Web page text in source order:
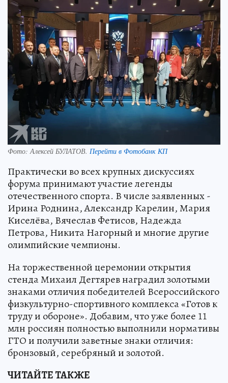
Фото:Алексей БУЛАТОВ. Перейти в Фотобанк КП
Практически во всех крупных дискуссиях
форума принимают участие легенды
отечественного спорта. В числе заявленных -
Ирина Роднина, Александр Карелин, Мария
Киселёва, Вячеслав Фетисов, Надежда
Петрова, Никита Нагорный и многие другие
олимпийские чемпионы.
На торжественной церемонии открытия
стенда Михаил Дегтярев наградил золотыми
знаками отличия победителей Всероссийского
физкультурно-спортивного комплекса «Готов к
труду и обороне». Добавим, что уже более 11
млн россиян полностью выполнили нормативы
ГТО и получили заветные знаки отличия:
бронзовый, серебряный и золотой.
ЧИТАЙТЕ ТАКЖЕ